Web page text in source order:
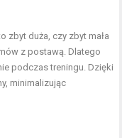
zbyt duża, czy zbyt mała
z postawą. Dlatego
podczas treningu. Dzięki
minimalizując